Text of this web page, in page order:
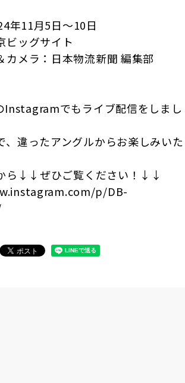
年11月5日〜10日
ッグサイト
メラ：日本物流新聞 編集部
Instagramでもライブ配信をしまし
、違ったアングルからお楽しみいた
ら↓↓ぜひご覧ください！↓↓
p/DB-